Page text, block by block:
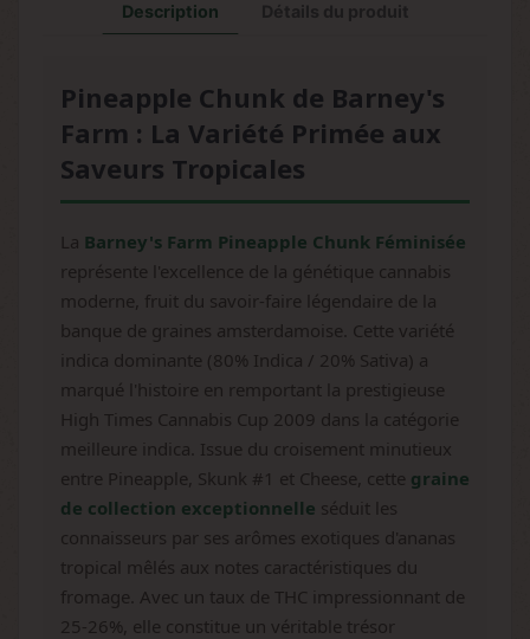
Description
Pineapple Chunk de Barney's
Farm : La Variété Primée aux
Saveurs Tropicales
La Barney's Farm Pineapple Chunk Féminisée
représente l'excellence de la génétique cannabis
moderne, fruit du savoir-faire légendaire de la
banque de graines amsterdamoise. Cette variété
indica dominante (80% Indica / 20% Sativa) a
marqué l'histoire en remportant la prestigieuse
High Times Cannabis Cup 2009 dans la catégorie
meilleure indica. Issue du croisement minutieux
entre Pineapple, Skunk #1 et Cheese, cette graine
de collection exceptionnelle séduit les
connaisseurs par ses arômes exotiques d'ananas
tropical mêlés aux notes caractéristiques du
fromage. Avec un taux de THC impressionnant de
25-26%, elle constitue un véritable trésor